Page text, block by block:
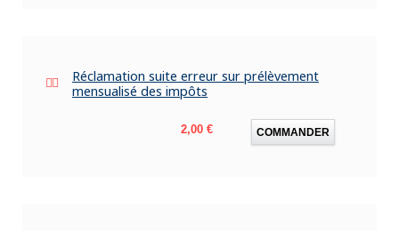
Réclamation suite erreur sur prélèvement
mensualisé des impôts
Prix
2,00 € COMMANDER